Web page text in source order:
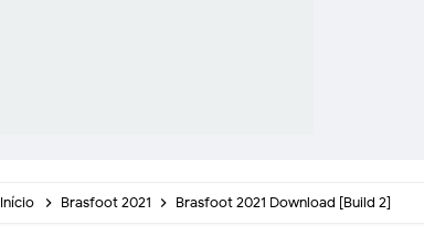
Início Brasfoot 2021 Brasfoot 2021 Download [Build 2]